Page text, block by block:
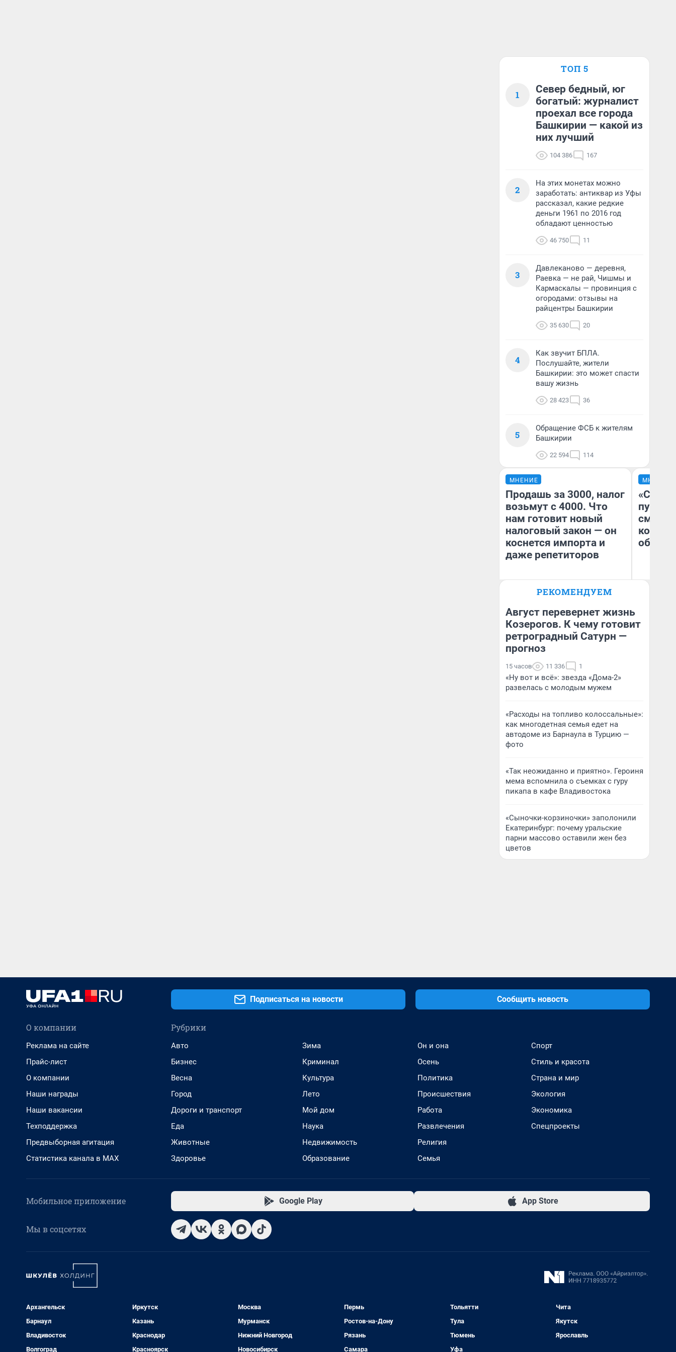
ТОП 5
1
Север бедный, юг
богатый: журналист
проехал все города
Башкирии — какой из
них лучший
104 386 167
2
На этих монетах можно
заработать: антиквар из Уфы
рассказал, какие редкие
деньги 1961 по 2016 год
обладают ценностью
46 750 11
3
Давлеканово — деревня,
Раевка — не рай, Чишмы и
Кармаскалы — провинция с
огородами: отзывы на
райцентры Башкирии
35 630 20
4
Как звучит БПЛА.
Послушайте, жители
Башкирии: это может спасти
вашу жизнь
28 423 36
5
Обращение ФСБ к жителям
Башкирии
22 594 114
МНЕНИЕ
Продашь за 3000, налог
возьмут с 4000. Что
нам готовит новый
налоговый закон — он
коснется импорта и
даже репетиторов
Анастасия Завгородняя
МНЕНИЕ
РЕКОМЕНДУЕМ
Август перевернет жизнь
Козерогов. К чему готовит
ретроградный Сатурн —
прогноз
15 часов 11 336 1
«Ну вот и всё»: звезда «Дома-2»
развелась с молодым мужем
«Расходы на топливо колоссальные»:
как многодетная семья едет на
автодоме из Барнаула в Турцию —
фото
«Так неожиданно и приятно». Героиня
мема вспомнила о съемках с гуру
пикапа в кафе Владивостока
«Сыночки-корзиночки» заполонили
Екатеринбург: почему уральские
парни массово оставили жен без
цветов
Подписаться на новости Сообщить новость
О компании
Реклама на сайте
Прайс-лист
О компании
Наши награды
Наши вакансии
Техподдержка
Предвыборная агитация
Статистика канала в MAX
Рубрики
Авто
Бизнес
Весна
Город
Дороги и транспорт
Еда
Животные
Здоровье
Зима
Криминал
Культура
Лето
Мой дом
Наука
Недвижимость
Образование
Он и она
Осень
Политика
Происшествия
Работа
Развлечения
Религия
Семья
Спорт
Стиль и красота
Страна и мир
Экология
Экономика
Спецпроекты
Мобильное приложение Google Play App Store
Мы в соцсетях
Архангельск
Барнаул
Владивосток
Волгоград
Иркутск
Казань
Краснодар
Красноярск
Москва
Мурманск
Нижний Новгород
Новосибирск
Пермь
Ростов-на-Дону
Рязань
Самара
Тольятти
Тула
Тюмень
Уфа
Чита
Якутск
Ярославль